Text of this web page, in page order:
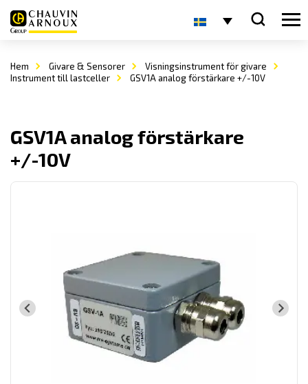
Hem Givare & Sensorer
Visningsinstrument för givare
Instrument till lastceller
GSV1A analog förstärkare +/-10V
GSV1A analog förstärkare
+/-10V